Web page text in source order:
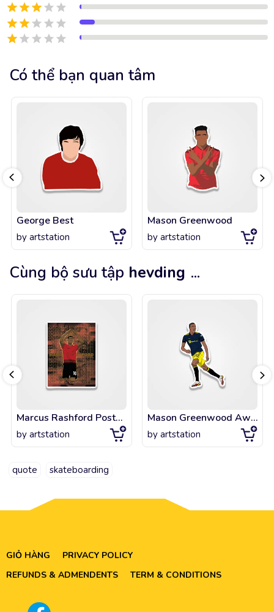
Có thể bạn quan tâm
George Best
by artstation
Mason Greenwood
by artstation
Cùng bộ sưu tập hevding ...
Marcus Rashford Poster Print
by artstation
Mason Greenwood Away Kit Goal Celebration
by artstation
quote skateboarding
GIỎ HÀNG
PRIVACY POLICY
REFUNDS & ADMENDENTS
TERM & CONDITIONS